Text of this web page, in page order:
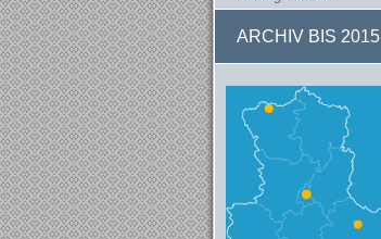
ARCHIV BIS 2015